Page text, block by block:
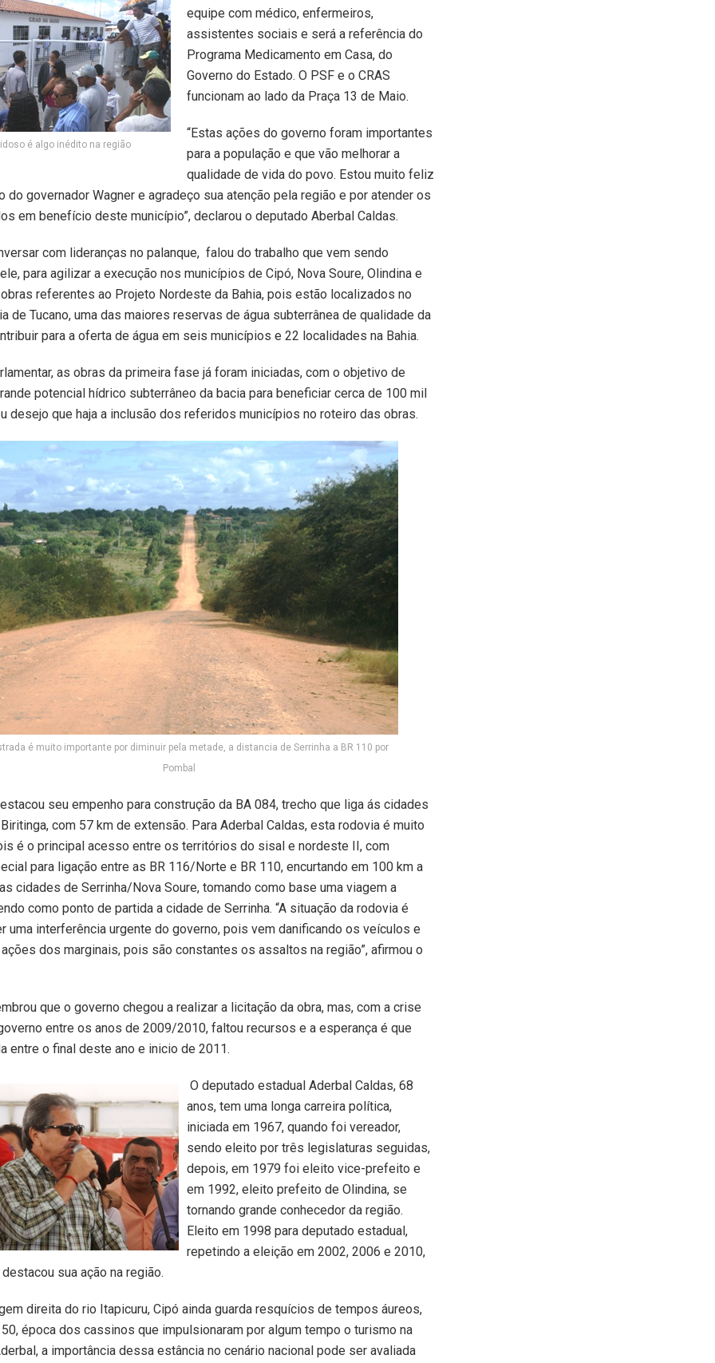
é algo inédito na região
equipe com médico, enfermeiros,
assistentes sociais e será a referência do
Programa Medicamento em Casa, do
Governo do Estado. O PSF e o CRAS
funcionam ao lado da Praça 13 de Maio.
“Estas ações do governo foram importantes
para a população e que vão melhorar a
qualidade de vida do povo. Estou muito feliz
do governador Wagner e agradeço sua atenção pela região e por atender os
em benefício deste município”, declarou o deputado Aberbal Caldas.
com lideranças no palanque, falou do trabalho que vem sendo
para agilizar a execução nos municípios de Cipó, Nova Soure, Olindina e
referentes ao Projeto Nordeste da Bahia, pois estão localizados no
de Tucano, uma das maiores reservas de água subterrânea de qualidade da
para a oferta de água em seis municípios e 22 localidades na Bahia.
as obras da primeira fase já foram iniciadas, com o objetivo de
potencial hídrico subterrâneo da bacia para beneficiar cerca de 100 mil
desejo que haja a inclusão dos referidos municípios no roteiro das obras.
é muito importante por diminuir pela metade, a distancia de Serrinha a BR 110 por
Pombal
seu empenho para construção da BA 084, trecho que liga ás cidades
com 57 km de extensão. Para Aderbal Caldas, esta rodovia é muito
é o principal acesso entre os territórios do sisal e nordeste II, com
para ligação entre as BR 116/Norte e BR 110, encurtando em 100 km a
cidades de Serrinha/Nova Soure, tomando como base uma viagem a
como ponto de partida a cidade de Serrinha. “A situação da rodovia é
uma interferência urgente do governo, pois vem danificando os veículos e
dos marginais, pois são constantes os assaltos na região”, afirmou o
que o governo chegou a realizar a licitação da obra, mas, com a crise
entre os anos de 2009/2010, faltou recursos e a esperança é que
entre o final deste ano e inicio de 2011.
O deputado estadual Aderbal Caldas, 68
anos, tem uma longa carreira política,
iniciada em 1967, quando foi vereador,
sendo eleito por três legislaturas seguidas,
depois, em 1979 foi eleito vice-prefeito e
em 1992, eleito prefeito de Olindina, se
tornando grande conhecedor da região.
Eleito em 1998 para deputado estadual,
repetindo a eleição em 2002, 2006 e 2010,
sua ação na região.
direita do rio Itapicuru, Cipó ainda guarda resquícios de tempos áureos,
época dos cassinos que impulsionaram por algum tempo o turismo na
a importância dessa estância no cenário nacional pode ser avaliada